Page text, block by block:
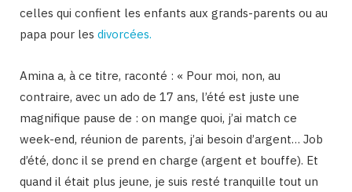
celles qui confient les enfants aux grands-parents ou au
papa pour les divorcées.
Amina a, à ce titre, raconté : « Pour moi, non, au
contraire, avec un ado de 17 ans, l’été est juste une
magnifique pause de : on mange quoi, j’ai match ce
week-end, réunion de parents, j’ai besoin d’argent… Job
d’été, donc il se prend en charge (argent et bouffe). Et
quand il était plus jeune, je suis resté tranquille tout un